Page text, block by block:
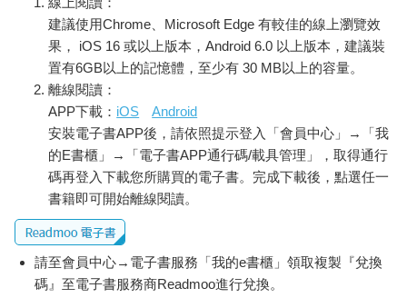
建議使用Chrome、Microsoft Edge 有較佳的線上瀏覽效
果， iOS 16 或以上版本，Android 6.0 以上版本，建議裝
置有6GB以上的記憶體，至少有 30 MB以上的容量。
離線閱讀：
APP下載： iOS
Android
安裝電子書APP後，請依照提示登入「會員中心」→「我
的E書櫃」→「電子書APP通行碼/載具管理」，取得通行
碼再登入下載您所購買的電子書。完成下載後，點選任一
書籍即可開始離線閱讀。
請至會員中心→電子書服務「我的e書櫃」領取複製『兌換
碼』至電子書服務商Readmoo進行兌換。